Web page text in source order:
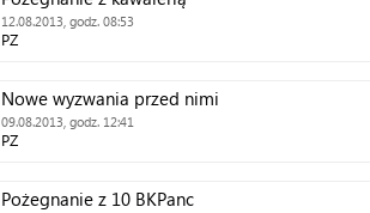
12.08.2013, godz. 08:53
PZ
Nowe wyzwania przed nimi
09.08.2013, godz. 12:41
PZ
Pożegnanie z 10 BKPanc